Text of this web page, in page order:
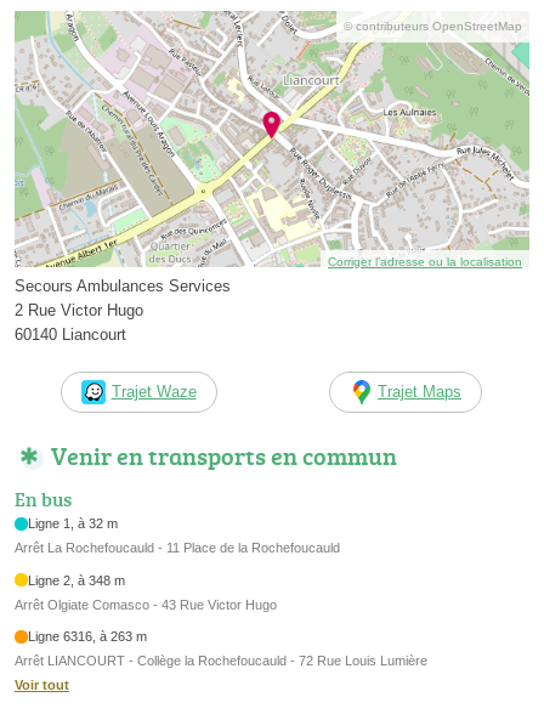
© contributeurs OpenStreetMap
Corriger l’adresse ou la localisation
Secours Ambulances Services
2 Rue Victor Hugo
60140 Liancourt
Trajet Waze Trajet Maps
Venir en transports en commun
En bus
Ligne 1, à 32 m
Arrêt La Rochefoucauld - 11 Place de la Rochefoucauld
Ligne 2, à 348 m
Arrêt Olgiate Comasco - 43 Rue Victor Hugo
Ligne 6316, à 263 m
Arrêt LIANCOURT - Collège la Rochefoucauld - 72 Rue Louis Lumière
Voir tout